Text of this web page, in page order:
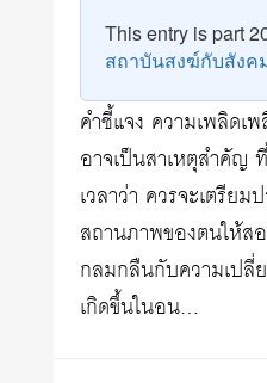
This entry is part
สถาบันสงฆ์กับสังค
คำชี้แจง ความเพลิดเ
อาจเป็นสาเหตุสำคัญ
เวลาว่า ควรจะเตรีย
สถานภาพของตนให้ส
กลมกลืนกับความเปลี่
เกิดขึ้นในอน…